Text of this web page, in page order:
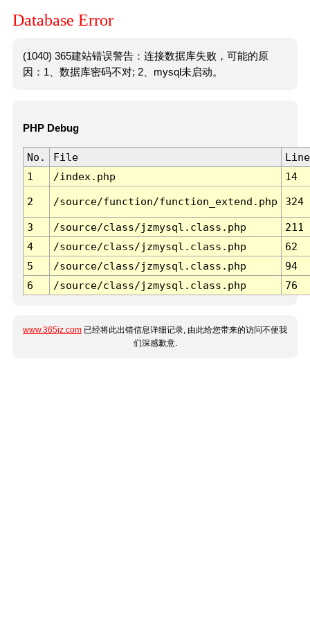
Database Error
(1040) 365建站错误警告：连接数据库失败，可能的原
因：1、数据库密码不对; 2、mysql未启动。
PHP Debug
No. File
Line
1
/index.php 14
2 /source/function/function_extend.php 324
3 /source/class/jzmysql.class.php
211
4
/source/class/jzmysql.class.php
62
5
/source/class/jzmysql.class.php
94
6
/source/class/jzmysql.class.php 76
www.365jz.com 已经将此出错信息详细记录, 由此给您带来的访问不便我
们深感歉意.